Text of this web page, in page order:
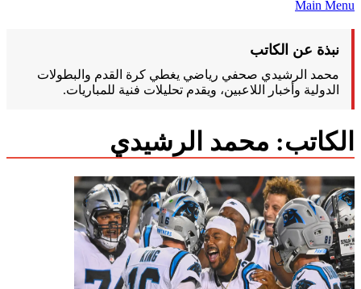
Main Menu
نبذة عن الكاتب
محمد الرشيدي صحفي رياضي يغطي كرة القدم والبطولات
الدولية وأخبار اللاعبين، ويقدم تحليلات فنية للمباريات.
الكاتب: محمد الرشيدي